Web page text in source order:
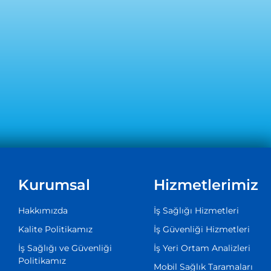
Kurumsal
Hakkımızda
Kalite Politikamız
İş Sağlığı ve Güvenliği
Politikamız
Hizmetlerimiz
İş Sağlığı Hizmetleri
İş Güvenliği Hizmetleri
İş Yeri Ortam Analizleri
Mobil Sağlık Taramaları